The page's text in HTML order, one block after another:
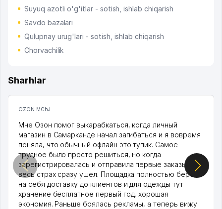
Suyuq azotli o'g'itlar - sotish, ishlab chiqarish
Savdo bazalari
Qulupnay urug'lari - sotish, ishlab chiqarish
Chorvachilik
Sharhlar
OZON MChJ
Мне Озон помог выкарабкаться, когда личный
магазин в Самарканде начал загибаться и я вовремя
поняла, что обычный офлайн это тупик. Самое
трудное было просто решиться, но когда
зарегистрировалась и отправила первые заказы,
весь страх сразу ушел. Площадка полностью берет
на себя доставку до клиентов и для одежды тут
хранение бесплатное первый год, хорошая
экономия. Раньше боялась рекламы, а теперь вижу